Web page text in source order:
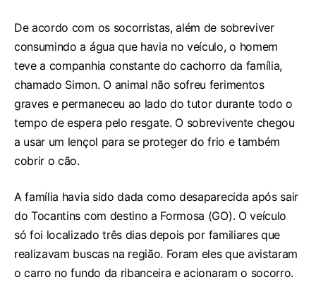
De acordo com os socorristas, além de sobreviver
consumindo a água que havia no veículo, o homem
teve a companhia constante do cachorro da família,
chamado Simon. O animal não sofreu ferimentos
graves e permaneceu ao lado do tutor durante todo o
tempo de espera pelo resgate. O sobrevivente chegou
a usar um lençol para se proteger do frio e também
cobrir o cão.
A família havia sido dada como desaparecida após sair
do Tocantins com destino a Formosa (GO). O veículo
só foi localizado três dias depois por familiares que
realizavam buscas na região. Foram eles que avistaram
o carro no fundo da ribanceira e acionaram o socorro.